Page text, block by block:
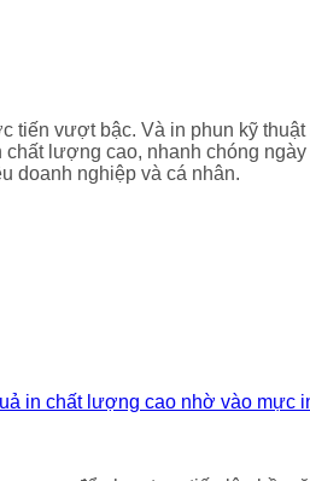
tiến vượt bậc. Và in phun kỹ
lượng cao, nhanh chóng
doanh nghiệp và cá nhân.
in chất lượng cao nhờ vào mực